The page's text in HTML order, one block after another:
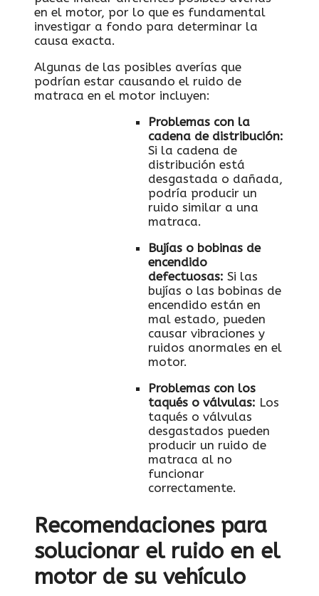
en el‌ motor,‍ por lo ⁤que es ⁢fundamental ​
investigar a fondo para determinar la
causa ⁤exacta.
Algunas ‍de las posibles averías que
podrían ​estar causando el ruido de
matraca en el motor incluyen:
Problemas con la
cadena de distribución:
Si la cadena de
distribución​ está ​
desgastada ⁣o dañada,
podría producir un
ruido similar a‍ una⁢
matraca.
Bujías ‌o bobinas de
encendido
defectuosas: Si las
bujías o las ‌bobinas de
encendido están en
mal estado, pueden
‍causar vibraciones y
ruidos anormales en‍ el
motor.
Problemas con los
taqués‌ o válvulas: Los
taqués o ‍válvulas‌
desgastados⁤ pueden
producir un ‍ruido de
matraca​ al no
funcionar​
correctamente.
Recomendaciones ⁣para
solucionar el ruido‍ en el
​motor‌ de su‌ vehículo